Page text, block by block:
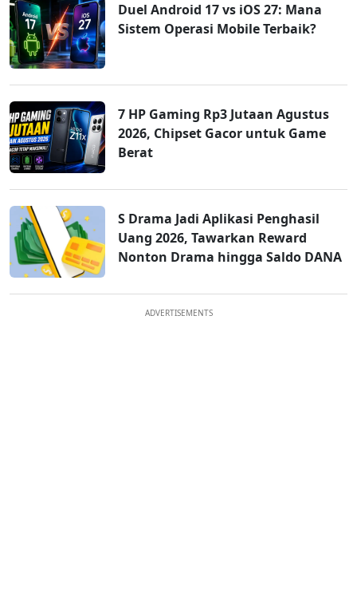
Duel Android 17 vs iOS 27: Mana
Sistem Operasi Mobile Terbaik?
7 HP Gaming Rp3 Jutaan Agustus
2026, Chipset Gacor untuk Game
Berat
S Drama Jadi Aplikasi Penghasil
Uang 2026, Tawarkan Reward
Nonton Drama hingga Saldo DANA
ADVERTISEMENTS